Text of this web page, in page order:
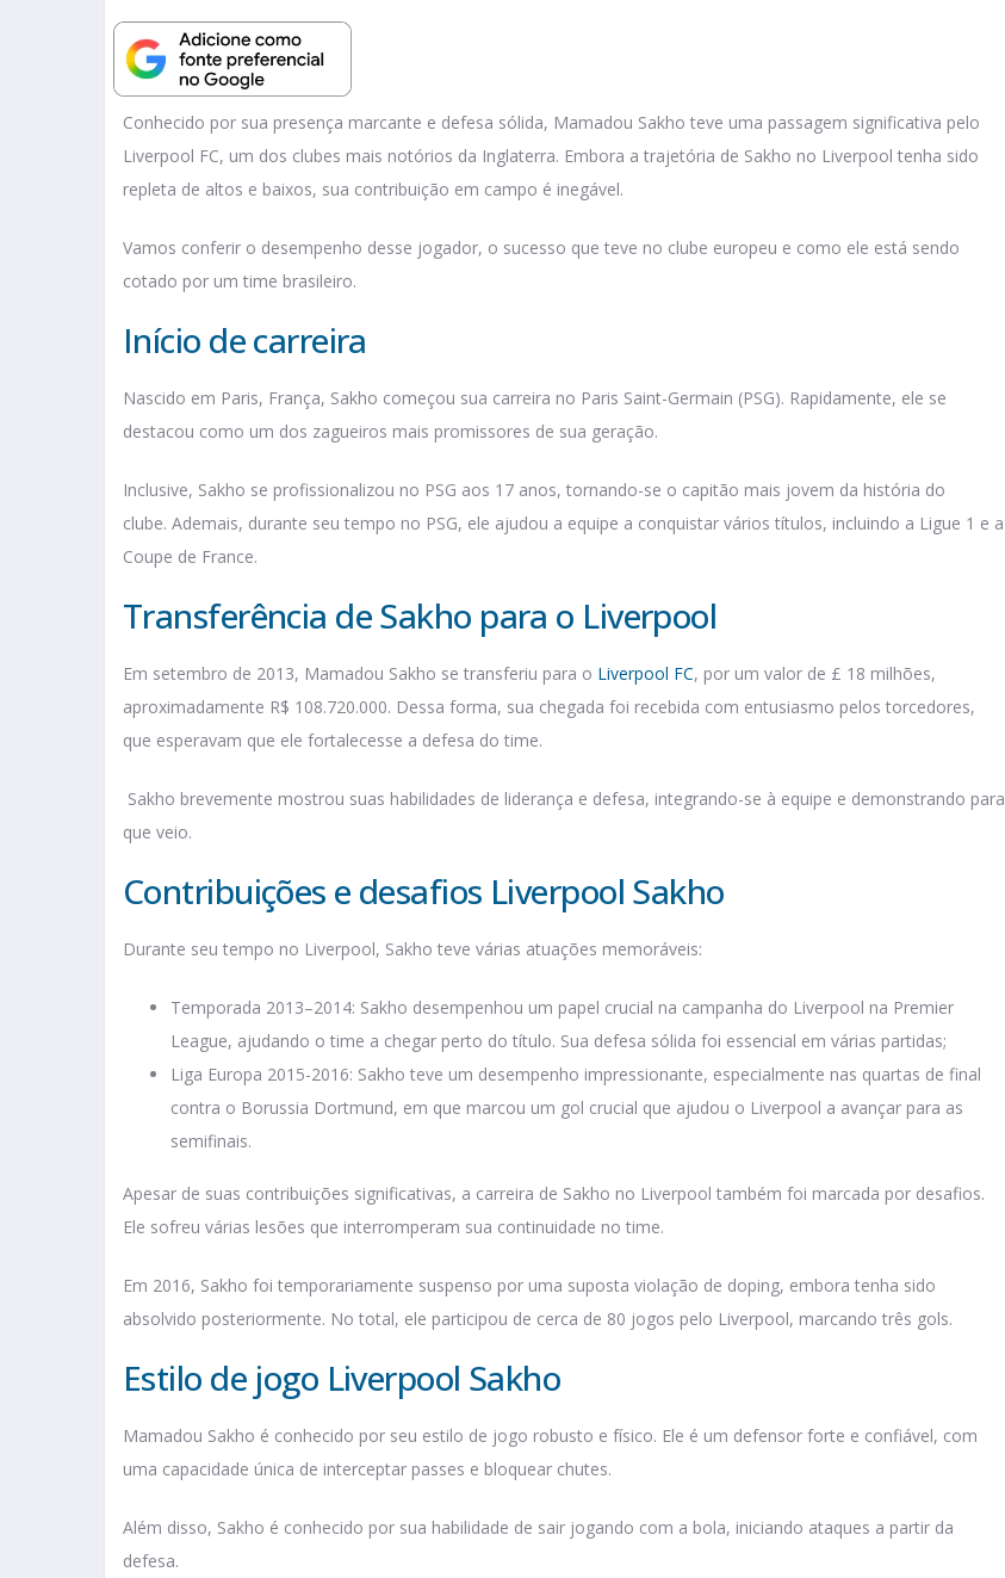
Conhecido por sua presença marcante e defesa sólida, Mamadou Sakho teve uma passagem significativa pelo
Liverpool FC, um dos clubes mais notórios da Inglaterra. Embora a trajetória de Sakho no Liverpool tenha sido
repleta de altos e baixos, sua contribuição em campo é inegável.
Vamos conferir o desempenho desse jogador, o sucesso que teve no clube europeu e como ele está sendo
cotado por um time brasileiro.
Início de carreira
Nascido em Paris, França, Sakho começou sua carreira no Paris Saint-Germain (PSG). Rapidamente, ele se
destacou como um dos zagueiros mais promissores de sua geração.
Inclusive, Sakho se profissionalizou no PSG aos 17 anos, tornando-se o capitão mais jovem da história do
clube. Ademais, durante seu tempo no PSG, ele ajudou a equipe a conquistar vários títulos, incluindo a Ligue 1 e a
Coupe de France.
Transferência de Sakho para o Liverpool
Em setembro de 2013, Mamadou Sakho se transferiu para o Liverpool FC, por um valor de £ 18 milhões,
aproximadamente R$ 108.720.000. Dessa forma, sua chegada foi recebida com entusiasmo pelos torcedores,
que esperavam que ele fortalecesse a defesa do time.
Sakho brevemente mostrou suas habilidades de liderança e defesa, integrando-se à equipe e demonstrando para
que veio.
Contribuições e desafios Liverpool Sakho
Durante seu tempo no Liverpool, Sakho teve várias atuações memoráveis:
Temporada 2013–2014: Sakho desempenhou um papel crucial na campanha do Liverpool na Premier
League, ajudando o time a chegar perto do título. Sua defesa sólida foi essencial em várias partidas;
Liga Europa 2015-2016: Sakho teve um desempenho impressionante, especialmente nas quartas de final
contra o Borussia Dortmund, em que marcou um gol crucial que ajudou o Liverpool a avançar para as
semifinais.
Apesar de suas contribuições significativas, a carreira de Sakho no Liverpool também foi marcada por desafios.
Ele sofreu várias lesões que interromperam sua continuidade no time.
Em 2016, Sakho foi temporariamente suspenso por uma suposta violação de doping, embora tenha sido
absolvido posteriormente. No total, ele participou de cerca de 80 jogos pelo Liverpool, marcando três gols.
Estilo de jogo Liverpool Sakho
Mamadou Sakho é conhecido por seu estilo de jogo robusto e físico. Ele é um defensor forte e confiável, com
uma capacidade única de interceptar passes e bloquear chutes.
Além disso, Sakho é conhecido por sua habilidade de sair jogando com a bola, iniciando ataques a partir da
defesa.